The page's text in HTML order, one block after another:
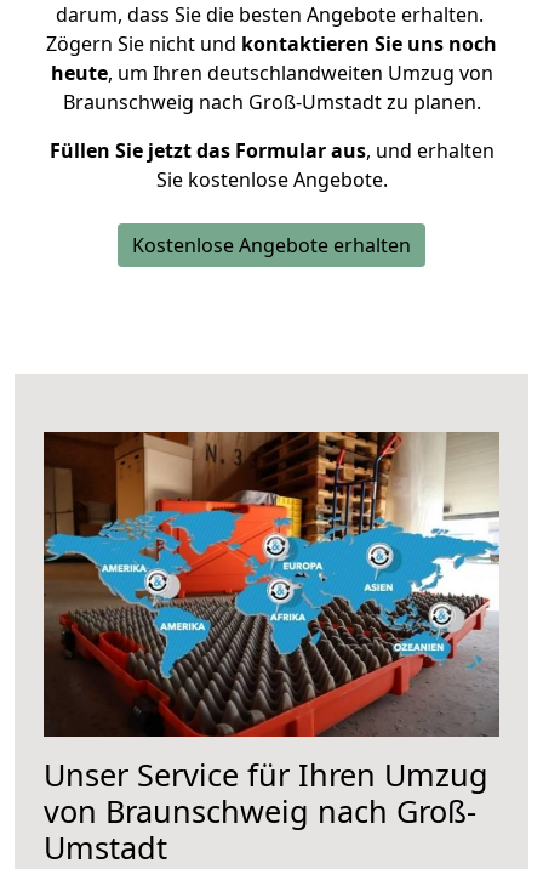
darum, dass Sie die besten Angebote erhalten.
Zögern Sie nicht und kontaktieren Sie uns noch
heute, um Ihren deutschlandweiten Umzug von
Braunschweig nach Groß-Umstadt zu planen.
Füllen Sie jetzt das Formular aus, und erhalten
Sie kostenlose Angebote.
Kostenlose Angebote erhalten
Unser Service für Ihren Umzug
von Braunschweig nach Groß-
Umstadt